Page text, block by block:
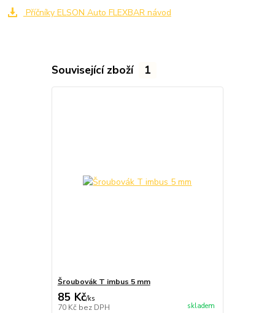
Příčníky ELSON Auto FLEXBAR návod
Související zboží 1
Šroubovák T imbus 5 mm
85 Kč/ks
70 Kč bez DPH skladem